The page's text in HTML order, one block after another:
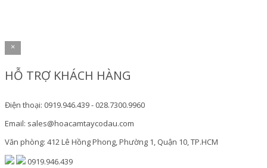
×
HỖ TRỢ KHÁCH HÀNG
Điện thoại: 0919.946.439 - 028.7300.9960
Email: sales@hoacamtaycodau.com
Văn phòng: 412 Lê Hồng Phong, Phường 1, Quận 10, TP.HCM
0919.946.439